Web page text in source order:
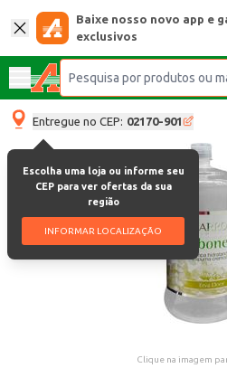
Baixe nosso novo app e
exclusivos
Entregue no CEP: 02170-901
Escolha uma loja ou informe seu
CEP para ver ofertas da sua
região
INFORMAR LOCALIZAÇÃO
Clique na imagem